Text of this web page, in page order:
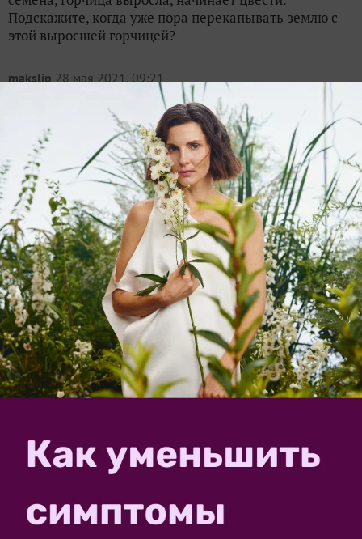
Подскажите, когда уже пора перекапывать землю с
этой выросшей горчицей?
makslip 28 мая 2021, 09:21
Стоит ли перекапывать скошенную
рожь, чтобы посеять новые сидераты?
Скосил озимую рожь. Планирую посеять фацелию.
Участок под картофель 2022 года. Встал вопрос: стоит
ли перекапывать участок под посев новых сидератов
или просто раскидать семена и полить? Рожь
Скошенная рожь
Natalium 7 августа 2024, 10:33
Стоит ли перекопать сильно заросший
сорняками участок по осени (весь)? Как
лучше поступить?
Посоветуйте, что лучше — перекопать по осени (весь)
участок или так и косить эти сорняки? Или
Сорняков много, очень много. Два года не
обрабатывался до нас участок. В мае мы собрали
сухостой, к...
sirotina_nv 29 сентября 2016, 09:49